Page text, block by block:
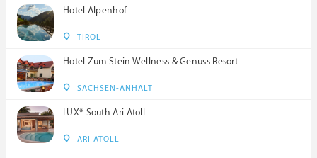
Hotel Alpenhof
TIROL
Hotel Zum Stein Wellness & Genuss Resort
SACHSEN-ANHALT
LUX* South Ari Atoll
ARI ATOLL